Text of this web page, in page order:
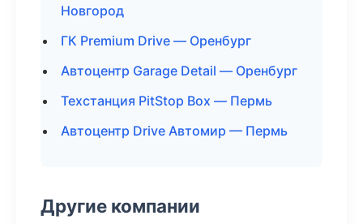
Новгород
ГК Premium Drive — Оренбург
Автоцентр Garage Detail — Оренбург
Техстанция PitStop Box — Пермь
Автоцентр Drive Автомир — Пермь
Другие компании